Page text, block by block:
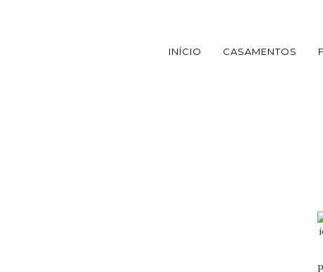
INÍCIO CASAMENTOS